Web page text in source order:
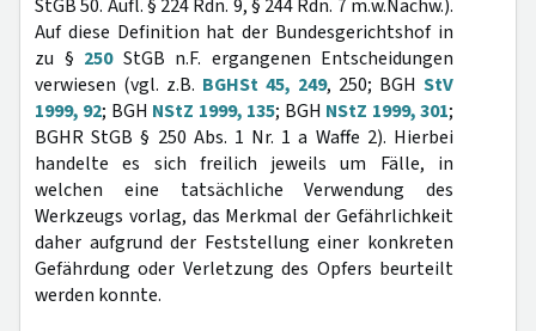
StGB 50. Aufl. § 224 Rdn. 9, § 244 Rdn. 7 m.w.Nachw.).
Auf diese Definition hat der Bundesgerichtshof in
zu § 250StGB n.F. ergangenen Entscheidungen
verwiesen (vgl. z.B. BGHSt 45, 249, 250; BGH StV
1999, 92; BGH NStZ 1999, 135; BGH NStZ 1999, 301;
BGHR StGB § 250 Abs. 1 Nr. 1 a Waffe 2). Hierbei
handelte es sich freilich jeweils um Fälle, in
welchen eine tatsächliche Verwendung des
Werkzeugs vorlag, das Merkmal der Gefährlichkeit
daher aufgrund der Feststellung einer konkreten
Gefährdung oder Verletzung des Opfers beurteilt
werden konnte.